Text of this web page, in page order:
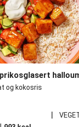
og kokosris
|